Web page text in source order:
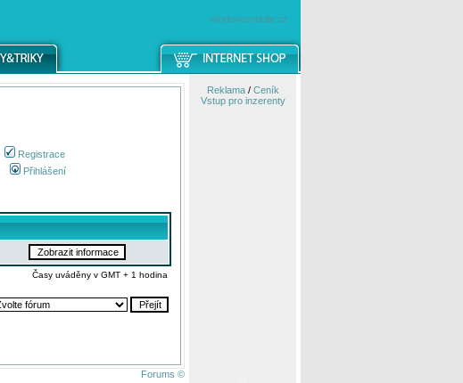
windowsmobile.cz
Registrace
Přihlášení
Časy uváděny v GMT + 1 hodina
Forums ©
Reklama/ Ceník
Vstup pro inzerenty